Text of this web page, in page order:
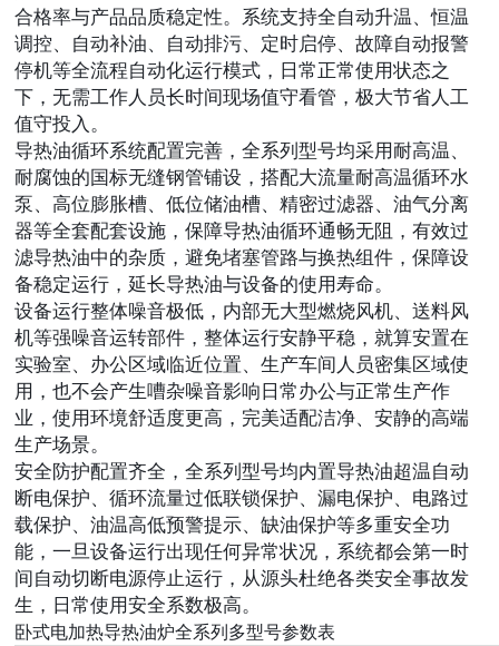
合格率与产品品质稳定性。系统支持全自动升温、恒温
调控、自动补油、自动排污、定时启停、故障自动报警
停机等全流程自动化运行模式，日常正常使用状态之
下，无需工作人员长时间现场值守看管，极大节省人工
值守投入。
导热油循环系统配置完善，全系列型号均采用耐高温、
耐腐蚀的国标无缝钢管铺设，搭配大流量耐高温循环水
泵、高位膨胀槽、低位储油槽、精密过滤器、油气分离
器等全套配套设施，保障导热油循环通畅无阻，有效过
滤导热油中的杂质，避免堵塞管路与换热组件，保障设
备稳定运行，延长导热油与设备的使用寿命。
设备运行整体噪音极低，内部无大型燃烧风机、送料风
机等强噪音运转部件，整体运行安静平稳，就算安置在
实验室、办公区域临近位置、生产车间人员密集区域使
用，也不会产生嘈杂噪音影响日常办公与正常生产作
业，使用环境舒适度更高，完美适配洁净、安静的高端
生产场景。
安全防护配置齐全，全系列型号均内置导热油超温自动
断电保护、循环流量过低联锁保护、漏电保护、电路过
载保护、油温高低预警提示、缺油保护等多重安全功
能，一旦设备运行出现任何异常状况，系统都会第一时
间自动切断电源停止运行，从源头杜绝各类安全事故发
生，日常使用安全系数极高。
卧式电加热导热油炉全系列多型号参数表